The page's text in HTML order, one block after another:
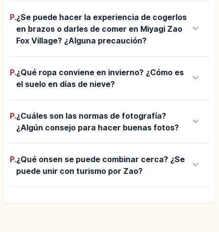
P.¿Se puede hacer la experiencia de cogerlos
en brazos o darles de comer en Miyagi Zao
Fox Village? ¿Alguna precaución?
keyboard_arrow_down
P.¿Qué ropa conviene en invierno? ¿Cómo es
el suelo en días de nieve?
keyboard_arrow_down
P.¿Cuáles son las normas de fotografía?
¿Algún consejo para hacer buenas fotos?
keyboard_arrow_down
P.¿Qué onsen se puede combinar cerca? ¿Se
puede unir con turismo por Zao?
keyboard_arrow_down